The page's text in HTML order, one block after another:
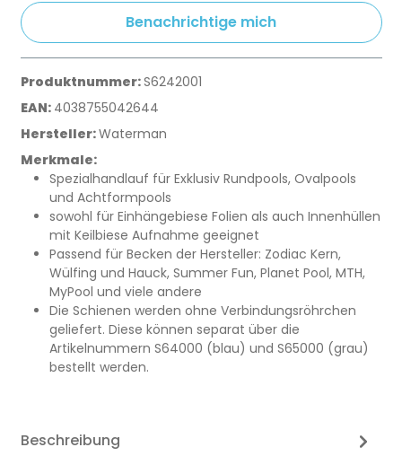
Benachrichtige mich
Produktnummer:S6242001
EAN: 4038755042644
Hersteller:Waterman
Merkmale:
Spezialhandlauf für Exklusiv Rundpools, Ovalpools
und Achtformpools
sowohl für Einhängebiese Folien als auch Innenhüllen
mit Keilbiese Aufnahme geeignet
Passend für Becken der Hersteller: Zodiac Kern,
Wülfing und Hauck, Summer Fun, Planet Pool, MTH,
MyPool und viele andere
Die Schienen werden ohne Verbindungsröhrchen
geliefert. Diese können separat über die
Artikelnummern S64000 (blau) und S65000 (grau)
bestellt werden.
Beschreibung